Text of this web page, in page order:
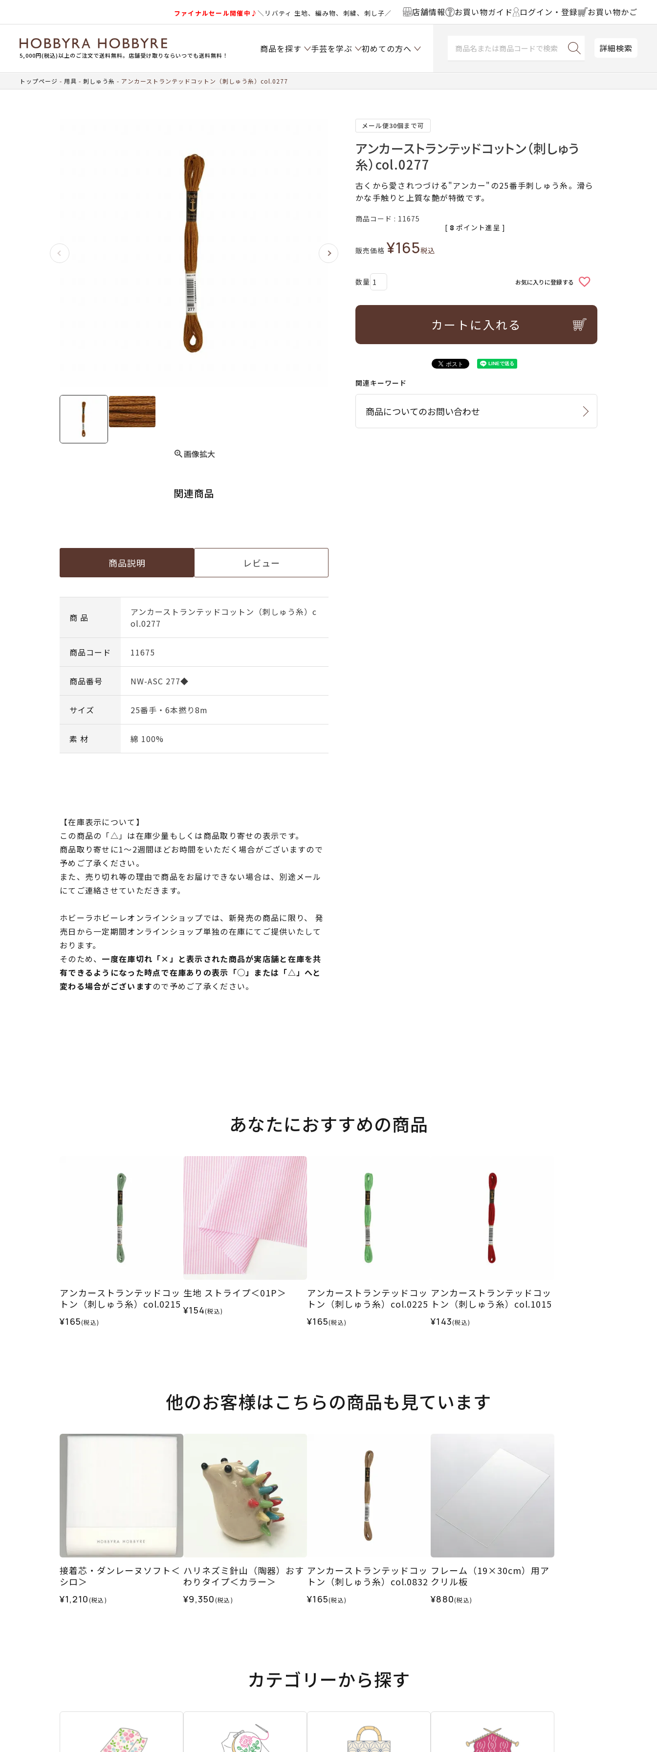
ファイナルセール開催中♪＼リバティ 生地、編み物、刺繍、刺し子／ 店舗情報 お買い物ガイド ログイン・登録 お買い物かご
5,000円(税込)以上のご注文で送料無料。店舗受け取りならいつでも送料無料！
商品を探す 手芸を学ぶ 初めての方へ 詳細検索
トップページ 用具 刺しゅう糸 アンカーストランテッドコットン（刺しゅう糸）col.0277
画像拡大
関連商品
商品説明 レビュー
商 品
アンカーストランテッドコットン（刺しゅう糸）c
ol.0277
商品コード 11675
商品番号 NW-ASC 277◆
サイズ 25番手・6本撚り8m
素 材 綿 100%
【在庫表示について】
この商品の「△」は在庫少量もしくは商品取り寄せの表示です。
商品取り寄せに1～2週間ほどお時間をいただく場合がございますので
予めご了承ください。
また、売り切れ等の理由で商品をお届けできない場合は、別途メール
にてご連絡させていただきます。
ホビーラホビーレオンラインショップでは、新発売の商品に限り、 発
売日から一定期間オンラインショップ単独の在庫にてご提供いたして
おります。
そのため、 一度在庫切れ「×」と表示された商品が実店舗と在庫を共
有できるようになった時点で在庫ありの表示「○」または「△」へと
変わる場合がございますので予めご了承ください。
メール便30個まで可
アンカーストランテッドコットン（刺しゅう
糸）col.0277
古くから愛されつづける"アンカー"の25番手刺しゅう糸。滑ら
かな手触りと上質な艶が特徴です。
商品コード 11675
販売価格 ¥165税込
[ 8 ポイント進呈 ]
お気に入りに登録する
カートに入れる
関連キーワード
商品についてのお問い合わせ
あなたにおすすめの商品
アンカーストランテッドコッ
トン（刺しゅう糸）col.0215
¥165(税込)
生地 ストライプ＜01P＞
¥154(税込)
アンカーストランテッドコッ
トン（刺しゅう糸）col.0225
¥165(税込)
アンカーストランテッドコッ
トン（刺しゅう糸）col.1015
¥143(税込)
他のお客様はこちらの商品も見ています
接着芯・ダンレーヌソフト＜
シロ＞
¥1,210(税込)
ハリネズミ針山（陶器）おす
わりタイプ＜カラー＞
¥9,350(税込)
アンカーストランテッドコッ
トン（刺しゅう糸）col.0832
¥165(税込)
フレーム（19×30cm）用ア
クリル板
¥880(税込)
カテゴリーから探す